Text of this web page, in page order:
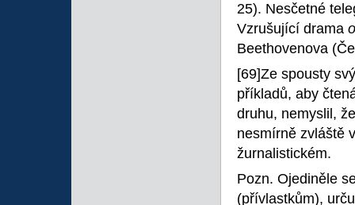
25). Nesčetné
Vzrušující drama
Beethovenova
[69]Ze spousty
příkladů, aby
druhu, nemyslil,
nesmírně zvláště
žurnalistickém.
Pozn. Ojediněle
(přívlastkům),